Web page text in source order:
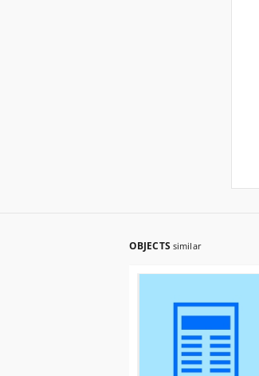
OBJECTS similar